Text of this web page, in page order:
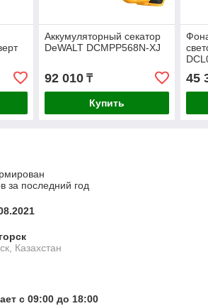
Аккумуляторный секатор
DeWALT DCMPP568N-XJ
92 010₸
Купить
45
за последний год
Казахстан
с 09:00 до 18:00